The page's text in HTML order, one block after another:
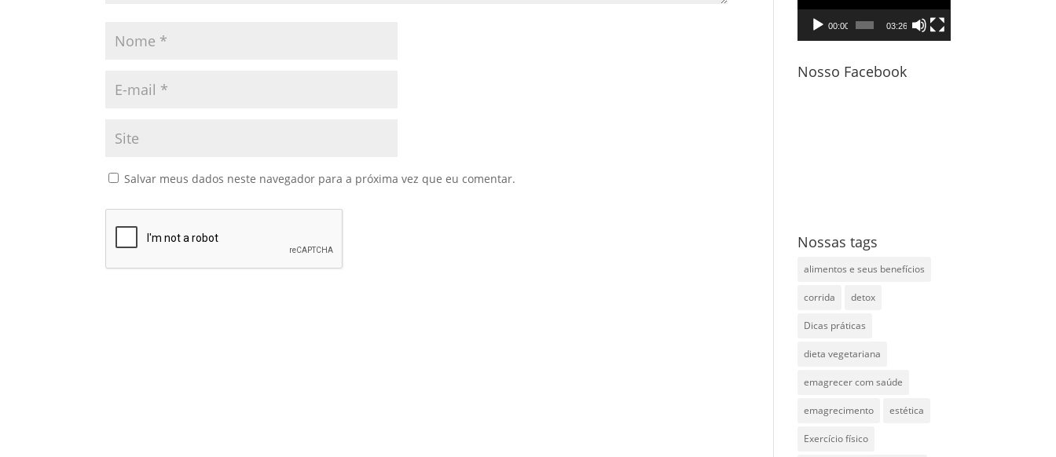
Salvar meus dados neste navegador para a próxima vez que eu comentar.
vídeo
00:00 03:26
Nosso Facebook
Nossas tags
alimentos e seus benefícios
corrida detox
Dicas práticas
dieta vegetariana
emagrecer com saúde
emagrecimento estética
Exercício físico